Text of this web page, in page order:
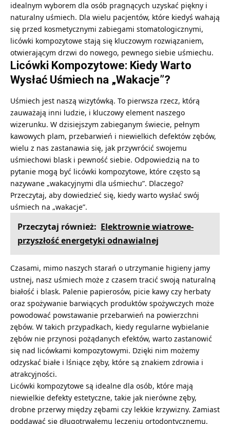
idealnym wyborem dla osób pragnących uzyskać piękny i
naturalny uśmiech. Dla wielu pacjentów, które kiedyś wahają
się przed kosmetycznymi zabiegami stomatologicznymi,
licówki kompozytowe stają się kluczowym rozwiązaniem,
otwierającym drzwi do nowego, pewnego siebie uśmiechu.
Licówki Kompozytowe: Kiedy Warto
Wysłać Uśmiech na „Wakacje”?
Uśmiech jest naszą wizytówką. To pierwsza rzecz, którą
zauważają inni ludzie, i kluczowy element naszego
wizerunku. W dzisiejszym zabieganym świecie, pełnym
kawowych plam, przebarwień i niewielkich defektów zębów,
wielu z nas zastanawia się, jak przywrócić swojemu
uśmiechowi blask i pewność siebie. Odpowiedzią na to
pytanie mogą być licówki kompozytowe, które często są
nazywane „wakacyjnymi dla uśmiechu”. Dlaczego?
Przeczytaj, aby dowiedzieć się, kiedy warto wysłać swój
uśmiech na „wakacje”.
Przeczytaj również: Elektrownie wiatrowe-
przyszłość energetyki odnawialnej
Czasami, mimo naszych starań o utrzymanie higieny jamy
ustnej, nasz uśmiech może z czasem tracić swoją naturalną
białość i blask. Palenie papierosów, picie kawy czy herbaty
oraz spożywanie barwiących produktów spożywczych może
powodować powstawanie przebarwień na powierzchni
zębów. W takich przypadkach, kiedy regularne wybielanie
zębów nie przynosi pożądanych efektów, warto zastanowić
się nad licówkami kompozytowymi. Dzięki nim możemy
odzyskać białe i lśniące zęby, które są znakiem zdrowia i
atrakcyjności.
Licówki kompozytowe są idealne dla osób, które mają
niewielkie defekty estetyczne, takie jak nierówne zęby,
drobne przerwy między zębami czy lekkie krzywizny. Zamiast
poddawać się długotrwałemu leczeniu ortodontycznemu,